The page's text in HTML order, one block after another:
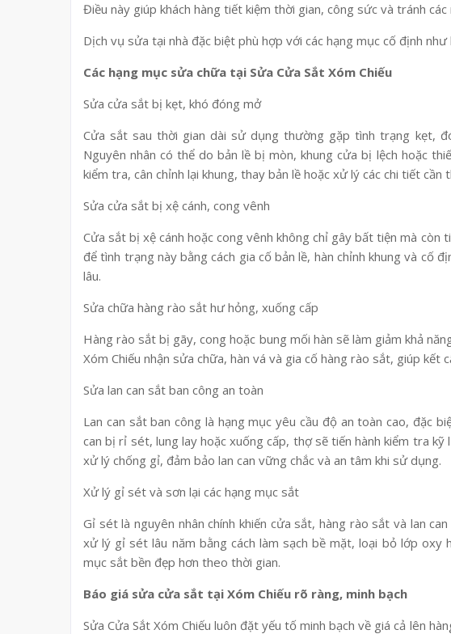
Điều này giúp khách hàng tiết kiệm thời gian, công sức và tránh
Dịch vụ sửa tại nhà đặc biệt phù hợp với các hạng mục cố định
Các hạng mục sửa chữa tại Sửa Cửa Sắt Xóm Chiếu
Sửa cửa sắt bị kẹt, khó đóng mở
Cửa sắt sau thời gian dài sử dụng thường gặp tình trạng kẹt,
Nguyên nhân có thể do bản lề bị mòn, khung cửa bị lệch hoặc
kiểm tra, cân chỉnh lại khung, thay bản lề hoặc xử lý các chi tiết
Sửa cửa sắt bị xệ cánh, cong vênh
Cửa sắt bị xệ cánh hoặc cong vênh không chỉ gây bất tiện mà
để tình trạng này bằng cách gia cố bản lề, hàn chỉnh khung và cố
lâu.
Sửa chữa hàng rào sắt hư hỏng, xuống cấp
Hàng rào sắt bị gãy, cong hoặc bung mối hàn sẽ làm giảm khả
Xóm Chiếu nhận sửa chữa, hàn vá và gia cố hàng rào sắt, giúp kết
Sửa lan can sắt ban công an toàn
Lan can sắt ban công là hạng mục yêu cầu độ an toàn cao, đặc
can bị rỉ sét, lung lay hoặc xuống cấp, thợ sẽ tiến hành kiểm tra
xử lý chống gỉ, đảm bảo lan can vững chắc và an tâm khi sử dụng.
Xử lý gỉ sét và sơn lại các hạng mục sắt
Gỉ sét là nguyên nhân chính khiến cửa sắt, hàng rào sắt và lan
xử lý gỉ sét lâu năm bằng cách làm sạch bề mặt, loại bỏ lớp oxy
mục sắt bền đẹp hơn theo thời gian.
Báo giá sửa cửa sắt tại Xóm Chiếu rõ ràng, minh bạch
Sửa Cửa Sắt Xóm Chiếu luôn đặt yếu tố minh bạch về giá cả lên